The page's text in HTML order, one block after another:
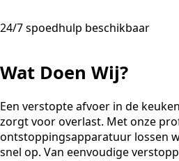
24/7 spoedhulp beschikbaar
Wat Doen Wij?
Een verstopte afvoer in de
zorgt voor overlast. Met onze
ontstoppingsapparatuur lossen
snel op. Van eenvoudige